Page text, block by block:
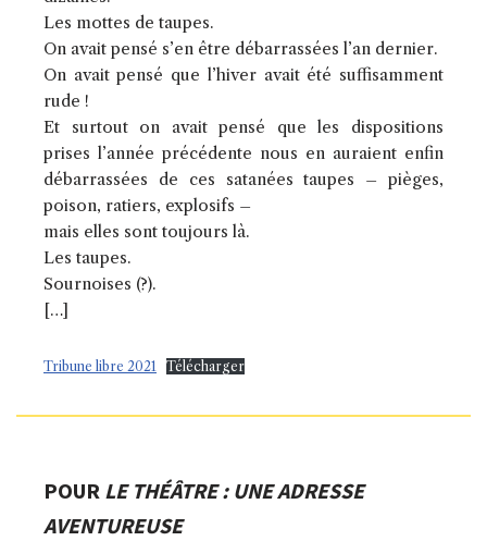
Les mottes de taupes.
On avait pensé s’en être débarrassées l’an dernier.
On avait pensé que l’hiver avait été suffisamment
rude !
Et surtout on avait pensé que les dispositions
prises l’année précédente nous en auraient enfin
débarrassées de ces satanées taupes – pièges,
poison, ratiers, explosifs –
mais elles sont toujours là.
Les taupes.
Sournoises (?).
[…]
Tribune libre 2021 Télécharger
POUR LE THÉÂTRE : UNE ADRESSE
AVENTUREUSE